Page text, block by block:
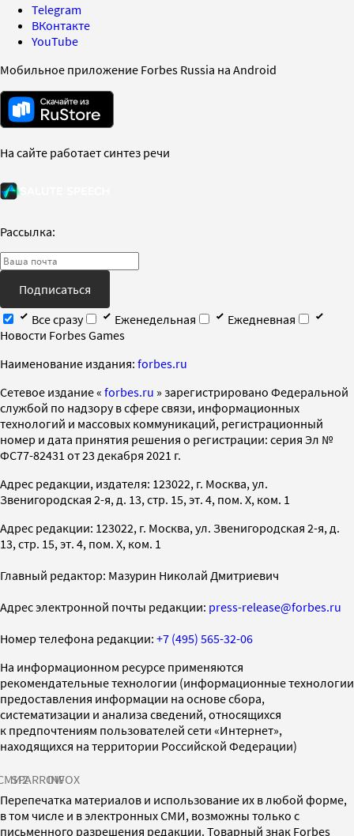
Telegram
ВКонтакте
YouTube
Мобильное приложение Forbes Russia на Android
На сайте работает синтез речи
Рассылка:
Подписаться
Все сразу
Еженедельная
Ежедневная
Новости Forbes Games
Наименование издания: forbes.ru
Cетевое издание « forbes.ru » зарегистрировано Федеральной
службой по надзору в сфере связи, информационных
технологий и массовых коммуникаций, регистрационный
номер и дата принятия решения о регистрации: серия Эл №
ФС77-82431 от 23 декабря 2021 г.
Адрес редакции, издателя: 123022, г. Москва, ул.
Звенигородская 2-я, д. 13, стр. 15, эт. 4, пом. X, ком. 1
Адрес редакции: 123022, г. Москва, ул. Звенигородская 2-я, д.
13, стр. 15, эт. 4, пом. X, ком. 1
Главный редактор: Мазурин Николай Дмитриевич
Адрес электронной почты редакции: press-release@forbes.ru
Номер телефона редакции: +7 (495) 565-32-06
На информационном ресурсе применяются
рекомендательные технологии (информационные технологии
предоставления информации на основе сбора,
систематизации и анализа сведений, относящихся
к предпочтениям пользователей сети «Интернет»,
находящихся на территории Российской Федерации)
SPARROWINFOX
Перепечатка материалов и использование их в любой форме,
в том числе и в электронных СМИ, возможны только с
письменного разрешения редакции. Товарный знак Forbes